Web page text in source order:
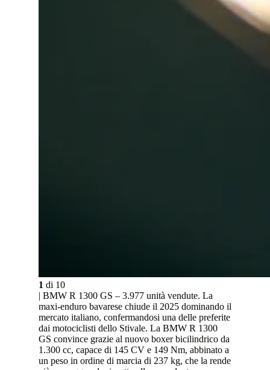
1 di 10
| BMW R 1300 GS – 3.977 unità vendute. La
maxi-enduro bavarese chiude il 2025 dominando il
mercato italiano, confermandosi una delle preferite
dai motociclisti dello Stivale. La BMW R 1300
GS convince grazie al nuovo boxer bicilindrico da
1.300 cc, capace di 145 CV e 149 Nm, abbinato a
un peso in ordine di marcia di 237 kg, che la rende